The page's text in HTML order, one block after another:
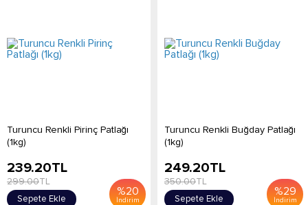
Turuncu Renkli Pirinç Patlağı
(1kg)
%20
İndirim
239.20TL
299.00TL
Sepete Ekle
Turuncu Renkli Buğday Patlağı
(1kg)
%29
İndirim
249.20TL
350.00TL
Sepete Ekle